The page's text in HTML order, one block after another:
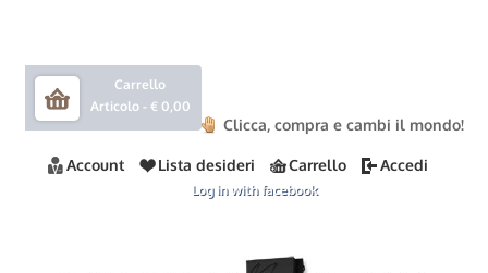
Carrello
Articolo - € 0,00
Clicca, compra e cambi il mondo!
Account Lista desideri Carrello Accedi
Log in with facebook